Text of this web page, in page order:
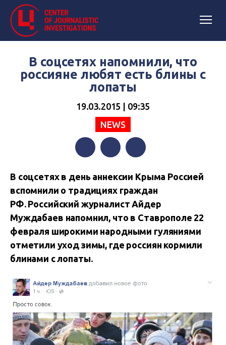
В соцсетях напомнили, что
россияне любят есть блины с
лопаты
19.03.2015 | 09:35
NEWS
В соцсетях в день аннексии Крыма Россией
вспомнили о традициях граждан
РФ. Российский журналист Айдер
Муждабаев напомнил, что в Ставрополе 22
февраля широкими народными гуляниями
отметили уход зимы, где россиян кормили
блинами с лопаты.